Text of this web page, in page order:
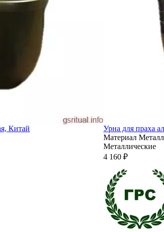
Китай
Урна для праха
Материал
Металлические
4 160 ₽